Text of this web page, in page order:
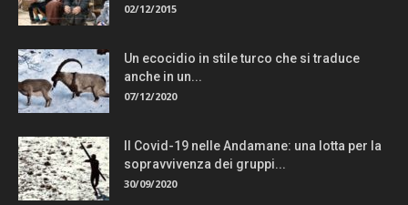
02/12/2015
Un ecocidio in stile turco che si traduce
anche in un...
07/12/2020
Il Covid-19 nelle Andamane: una lotta per la
sopravvivenza dei gruppi...
30/09/2020